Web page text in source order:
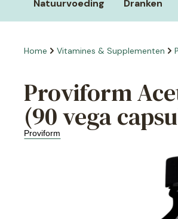
Natuurvoeding Dranken
Home Vitamines & Supplementen
Proviform
(90 vega
Proviform